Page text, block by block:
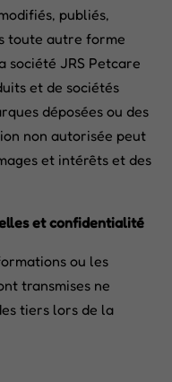
publiés,
toute autre forme
société JRS Petcare
et de sociétés
déposées ou des
non autorisée peut
et intérêts et des
et confidentialité
ou les
transmises ne
tiers lors de la